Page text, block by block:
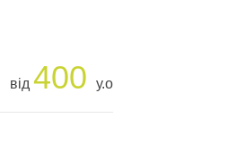
від 400 у.о